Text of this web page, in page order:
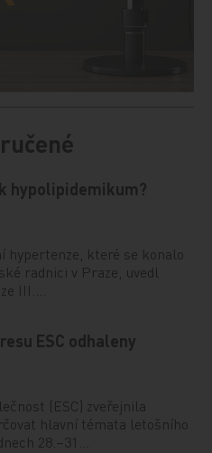
hypolipidemikum?
hypertenze, které se konalo
radnici v Praze, uvedl
III.…
ESC odhaleny
(ESC) zveřejnila
hlavní témata letošního
28.–31…